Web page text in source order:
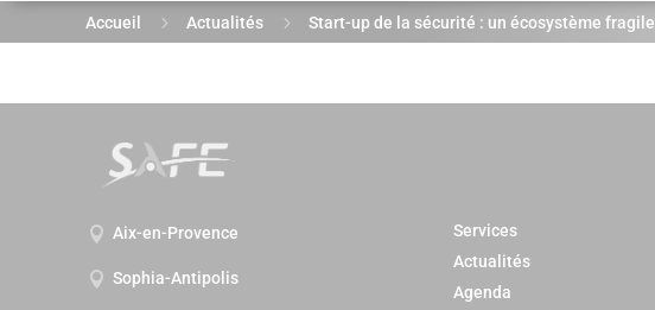
Accueil 5 Actualités 5 Start-up de la sécurité : un écosystème fragile
 Aix-en-Provence
 Sophia-Antipolis
Services
Actualités
Agenda